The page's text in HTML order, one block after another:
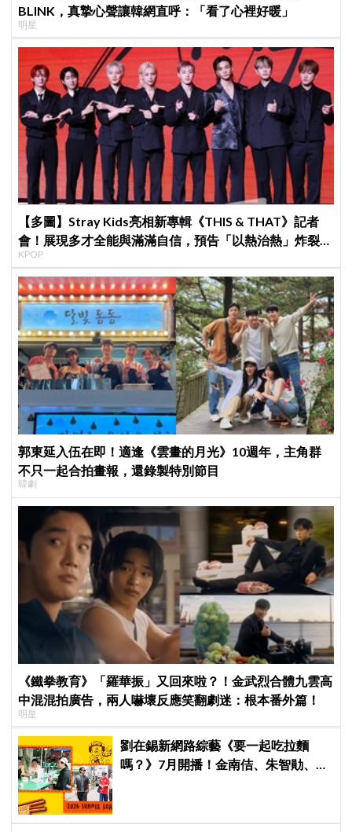
BLINK，真摯心聲讓韓網直呼：「看了心裡好暖」
明星
【多圖】Stray Kids亮相新專輯《THIS & THAT》記者
會！展現多才全能與滿滿自信，預告「以熱治熱」炸裂夏
日音樂圈
KPOP
郭東延入伍在即！適逢《雲畫的月光》10週年，主角群
不只一起合拍畫報，還錄製特別節目
韓劇
《鐵拳教育》「羅華振」又回來啦？！金武烈合體九雲高
中混混拍廣告，兩人嚇壞反應笑翻劇迷：根本番外篇！
明星
劉在錫新網路綜藝《要一起吃拉麵
嗎？》7月開播！金南佶、朱智勛、尹